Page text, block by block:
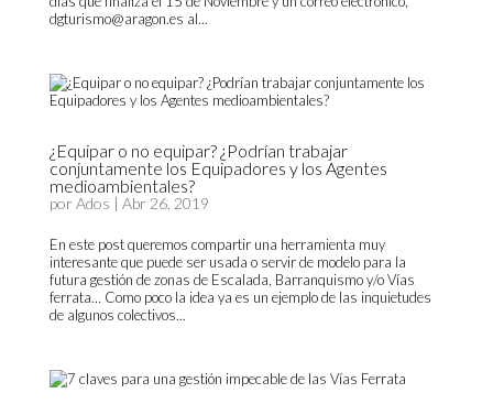
dgturismo@aragon.es al...
¿Equipar o no equipar? ¿Podrían trabajar
conjuntamente los Equipadores y los Agentes
medioambientales?
por Ados | Abr 26, 2019
En este post queremos compartir una herramienta muy
interesante que puede ser usada o servir de modelo para la
futura gestión de zonas de Escalada, Barranquismo y/o Vías
ferrata… Como poco la idea ya es un ejemplo de las inquietudes
de algunos colectivos...